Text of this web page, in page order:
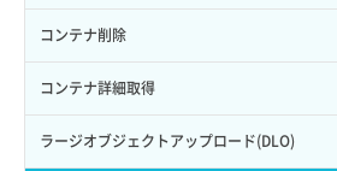
ロール詳細取得
ボリューム詳細取得
自動バックアップ有効化
自動バックアップ無効化
サーバープラン詳細取得
サーバーメタデータ取得
サーバーメタデータ更新（ネームタグ変更）
ネットワーク一覧取得
ネットワーク作成（ローカルネットワーク用）
ネットワーク削除（ローカルネットワーク用）
メンバー追加
リスナー一覧取得
リスナー作成
コンテナ削除
コンテナ詳細取得
ラージオブジェクトアップロード(DLO)